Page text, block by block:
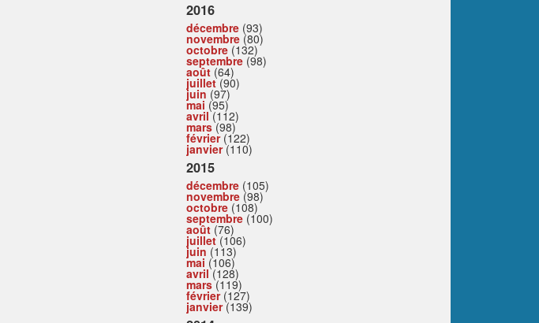
2016
décembre (93)
novembre (80)
octobre (132)
septembre (98)
août (64)
juillet(90)
juin (97)
mai (95)
avril(112)
mars(98)
février(122)
janvier(110)
2015
décembre (105)
novembre (98)
octobre (108)
septembre (100)
août (76)
juillet(106)
juin (113)
mai (106)
avril(128)
mars(119)
février(127)
janvier(139)